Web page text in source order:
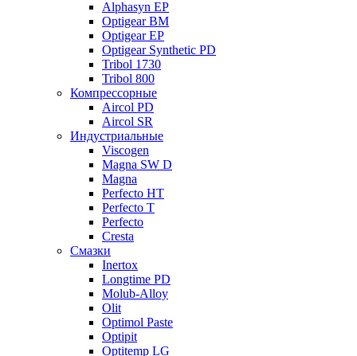
Alphasyn EP
Optigear BM
Optigear EP
Optigear Synthetic PD
Tribol 1730
Tribol 800
Компрессорные
Aircol PD
Aircol SR
Индустриальные
Viscogen
Magna SW D
Magna
Perfecto HT
Perfecto T
Perfecto
Cresta
Смазки
Inertox
Longtime PD
Molub-Alloy
Olit
Optimol Paste
Optipit
Optitemp LG